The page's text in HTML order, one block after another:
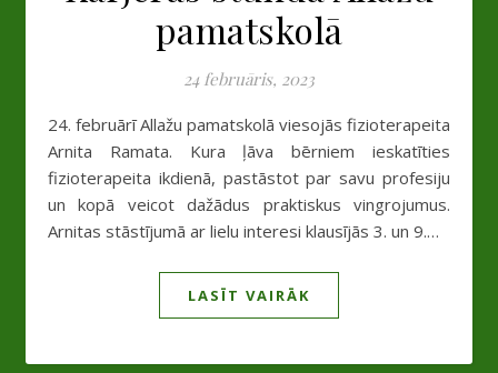
pamatskolā
24 februāris, 2023
24. februārī Allažu pamatskolā viesojās fizioterapeita
Arnita Ramata. Kura ļāva bērniem ieskatīties
fizioterapeita ikdienā, pastāstot par savu profesiju
un kopā veicot dažādus praktiskus vingrojumus.
Arnitas stāstījumā ar lielu interesi klausījās 3. un 9.…
LASĪT VAIRĀK